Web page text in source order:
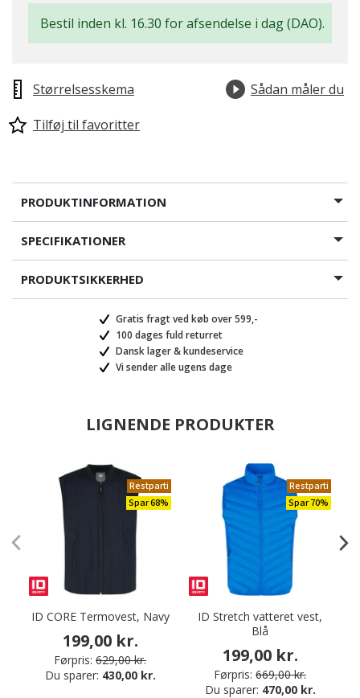
Bestil inden kl. 16.30 for afsendelse i dag (DAO).
Størrelsesskema
Sådan måler du
Tilføj til favoritter
PRODUKTINFORMATION
SPECIFIKATIONER
PRODUKTSIKKERHED
Gratis fragt ved køb over 599,-
100 dages fuld returret
Dansk lager & kundeservice
Vi sender alle ugens dage
LIGNENDE PRODUKTER
Restparti
Spar 68%
ID CORE Termovest, Navy
199,00 kr.
Førpris: 629,00 kr.
Du sparer: 430,00 kr.
Restparti
Spar 70%
ID Stretch vatteret vest,
Blå
199,00 kr.
Førpris: 669,00 kr.
Du sparer: 470,00 kr.